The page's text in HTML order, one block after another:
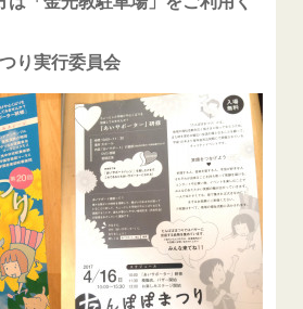
り実行委員会